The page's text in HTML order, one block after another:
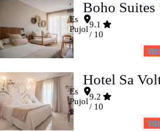
Boho Suites
Es
Pujol
s
9.1
/ 10
Hotel Sa
Es
Pujol
s
9.2
/ 10